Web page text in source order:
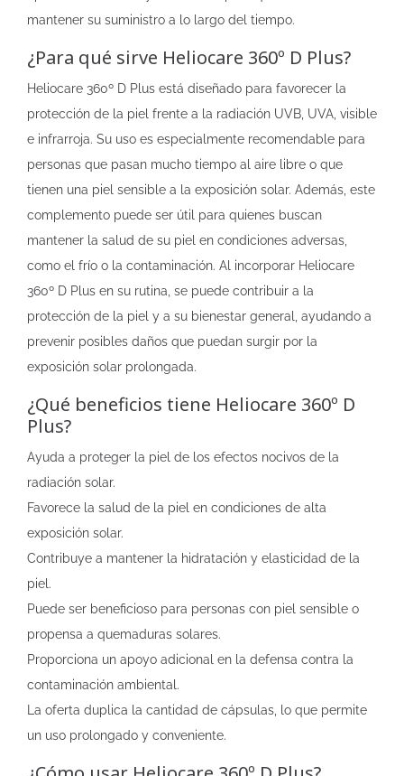
mantener su suministro a lo largo del tiempo.
¿Para qué sirve Heliocare 360º D Plus?
Heliocare 360º D Plus está diseñado para favorecer la
protección de la piel frente a la radiación UVB, UVA, visible
e infrarroja. Su uso es especialmente recomendable para
personas que pasan mucho tiempo al aire libre o que
tienen una piel sensible a la exposición solar. Además, este
complemento puede ser útil para quienes buscan
mantener la salud de su piel en condiciones adversas,
como el frío o la contaminación. Al incorporar Heliocare
360º D Plus en su rutina, se puede contribuir a la
protección de la piel y a su bienestar general, ayudando a
prevenir posibles daños que puedan surgir por la
exposición solar prolongada.
¿Qué beneficios tiene Heliocare 360º D
Plus?
Ayuda a proteger la piel de los efectos nocivos de la
radiación solar.
Favorece la salud de la piel en condiciones de alta
exposición solar.
Contribuye a mantener la hidratación y elasticidad de la
piel.
Puede ser beneficioso para personas con piel sensible o
propensa a quemaduras solares.
Proporciona un apoyo adicional en la defensa contra la
contaminación ambiental.
La oferta duplica la cantidad de cápsulas, lo que permite
un uso prolongado y conveniente.